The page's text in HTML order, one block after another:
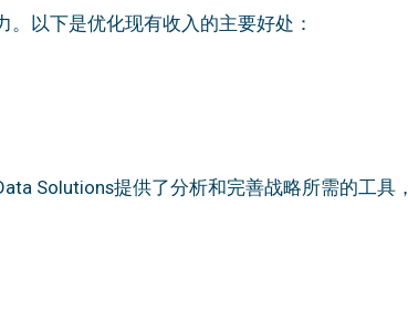
以下是优化现有收入的主要好处：
Solutions提供了分析和完善战略所需的工具